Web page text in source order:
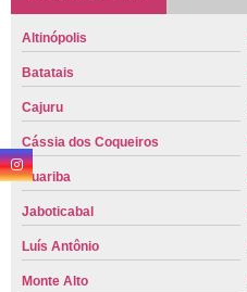
Altinópolis
Batatais
Cajuru
Cássia dos Coqueiros
Guariba
Jaboticabal
Luís Antônio
Monte Alto